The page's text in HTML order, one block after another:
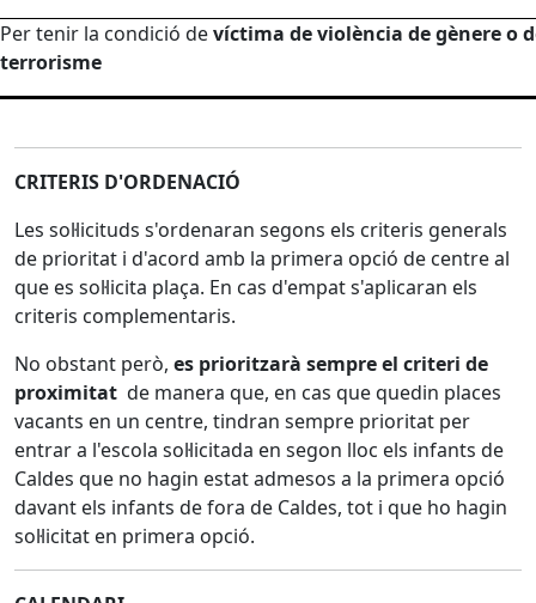
Per tenir la condició devíctima de violència de gènere o
terrorisme
CRITERIS D'ORDENACIÓ
Les sol·licituds s'ordenaran segons els criteris generals
de prioritat i d'acord amb la primera opció de centre al
que es sol·licita plaça. En cas d'empat s'aplicaran els
criteris complementaris.
No obstant però, es prioritzarà sempre el criteri de
proximitat de manera que, en cas que quedin places
vacants en un centre, tindran sempre prioritat per
entrar a l'escola sol·licitada en segon lloc els infants de
Caldes que no hagin estat admesos a la primera opció
davant els infants de fora de Caldes, tot i que ho hagin
sol·licitat en primera opció.